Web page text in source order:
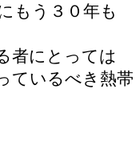
もう３０年も
者にとっては
ているべき熱帯